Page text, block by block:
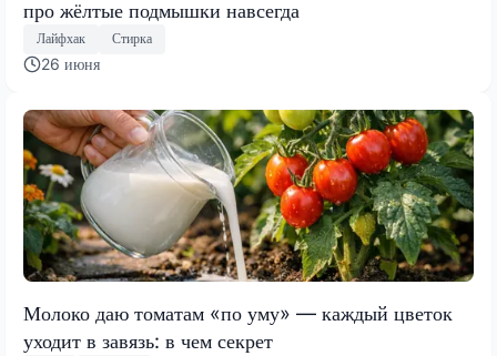
про жёлтые подмышки навсегда
Лайфхак Стирка
26 июня
Молоко даю томатам «по уму» — каждый цветок
уходит в завязь: в чем секрет